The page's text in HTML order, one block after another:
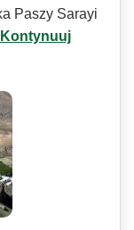
Paszy Sarayi
Kontynuuj